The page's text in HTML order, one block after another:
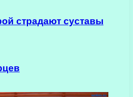
страдают суставы